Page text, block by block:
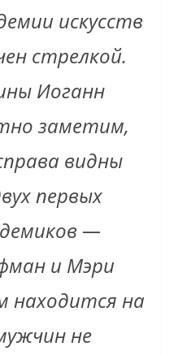
искусств
стрелкой.
Иоганн
заметим,
видны
первых
—
и Мэри
находится на
не